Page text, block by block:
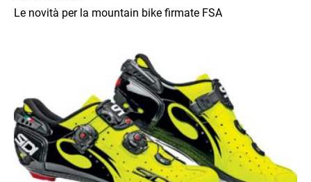
Le novità per la mountain bike firmate FSA